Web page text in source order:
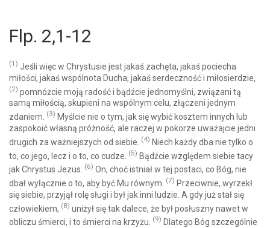
Flp. 2,1-12
(1) Jeśli więc w Chrystusie jest jakaś zachęta, jakaś pociecha
miłości, jakaś wspólnota Ducha, jakaś serdeczność i miłosierdzie,
(2) pomnóżcie moją radość i bądźcie jednomyślni, związani tą
samą miłością, skupieni na wspólnym celu, złączeni jednym
zdaniem. (3) Myślcie nie o tym, jak się wybić kosztem innych lub
zaspokoić własną próżność, ale raczej w pokorze uważajcie jedni
drugich za ważniejszych od siebie. (4) Niech każdy dba nie tylko o
to, co jego, lecz i o to, co cudze. (5) Bądźcie względem siebie tacy
jak Chrystus Jezus. (6) On, choć istniał w tej postaci, co Bóg, nie
dbał wyłącznie o to, aby być Mu równym. (7) Przeciwnie, wyrzekł
się siebie, przyjął rolę sługi i był jak inni ludzie. A gdy już stał się
człowiekiem, (8) uniżył się tak dalece, że był posłuszny nawet w
obliczu śmierci, i to śmierci na krzyżu. (9) Dlatego Bóg szczególnie